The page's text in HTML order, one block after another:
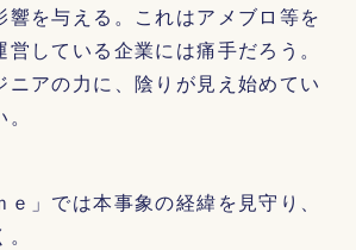
響を与える。これはアメブロ等を
している企業には痛手だろう。
ニアの力に、陰りが見え始めてい
」では本事象の経緯を見守り、